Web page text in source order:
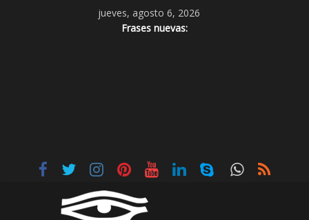
jueves, agosto 6, 2026
Frases nuevas: